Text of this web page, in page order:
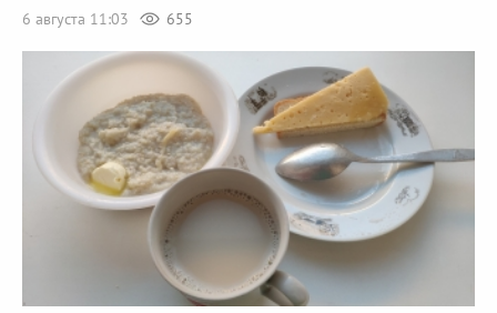
6 августа 11:03
655